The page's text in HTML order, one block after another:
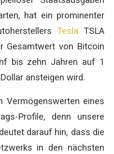
hat ein prominenter
Tesla TSLA
Gesamtwert von Bitcoin
bis zehn Jahren auf 1
ansteigen wird.
Vermögenswerten eines
Profile, denn unsere
darauf hin, dass die
in den nächsten